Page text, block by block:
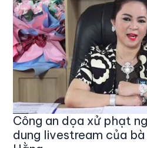
Công an dọa xử phạt
dung livestream của